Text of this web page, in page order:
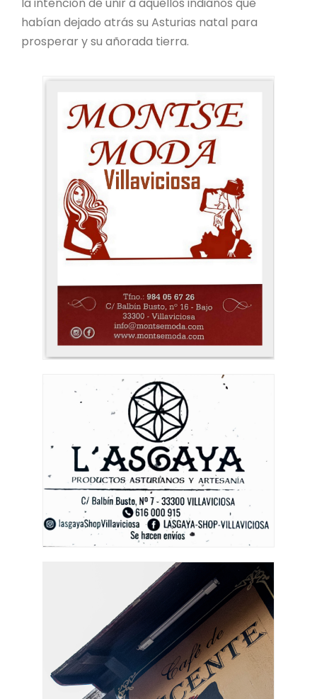
habían dejado atrás su Asturias natal para
prosperar y su añorada tierra.